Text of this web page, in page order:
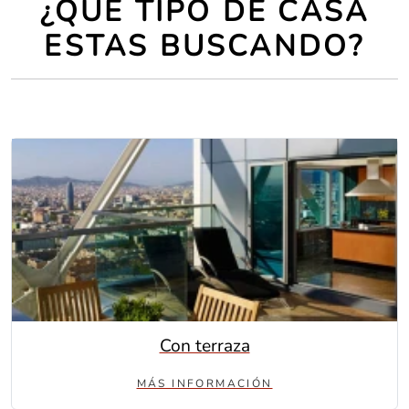
¿QUÉ TIPO DE CASA
ESTAS BUSCANDO?
Con terraza
MÁS INFORMACIÓN